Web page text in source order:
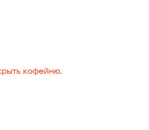
кофейню.